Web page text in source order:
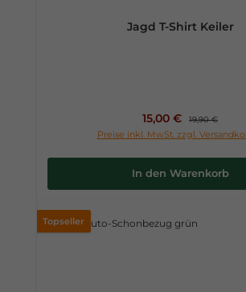
Jagd T-Shirt Keiler
Verkaufspreis:
15,00 € Regulärer
19,90 €
Preise inkl. MwSt. zzgl.
In den Warenkorb
Topseller